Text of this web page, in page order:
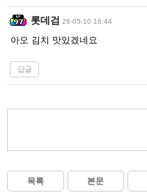
롯데검 26-05-10 16:44
아오 김치 맛있겠네요
답글
목록 본문